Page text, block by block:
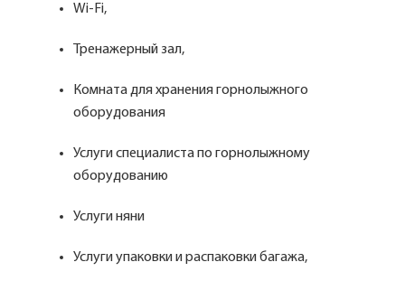
Wi-Fi,
Тренажерный зал,
Комната для хранения горнолыжного
оборудования
Услуги специалиста по горнолыжному
оборудованию
Услуги няни
Услуги упаковки и распаковки багажа,